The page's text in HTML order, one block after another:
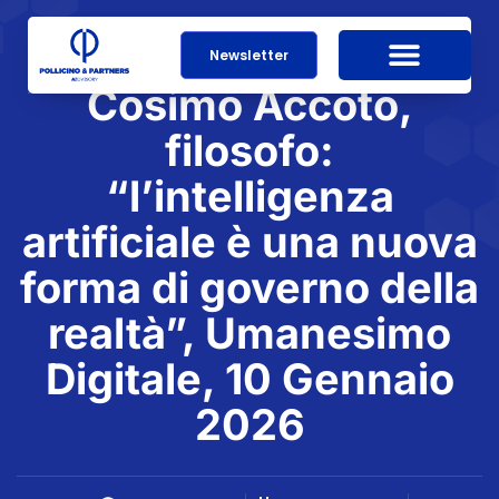
Newsletter
Cosimo Accoto,
filosofo:
“l’intelligenza
artificiale è una nuova
forma di governo della
realtà”, Umanesimo
Digitale, 10 Gennaio
2026